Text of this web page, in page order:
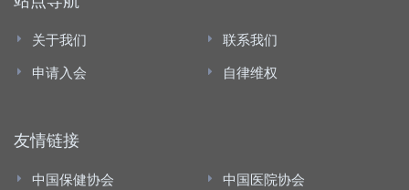
关于我们
联系我们
申请入会
自律维权
友情链接
中国保健协会
中国医院协会